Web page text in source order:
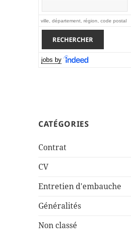
ville, département, région, code postal
jobs by
CATÉGORIES
Contrat
CV
Entretien d'embauche
Généralités
Non classé